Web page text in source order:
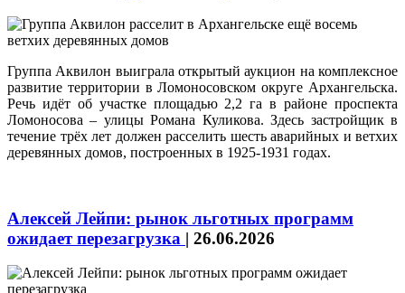
Группа Аквилон выиграла открытый аукцион на комплексное
развитие территории в Ломоносовском округе Архангельска.
Речь идёт об участке площадью 2,2 га в районе проспекта
Ломоносова – улицы Романа Куликова. Здесь застройщик в
течение трёх лет должен расселить шесть аварийных и ветхих
деревянных домов, построенных в 1925-1931 годах.
Алексей Лейпи: рынок льготных программ
ожидает перезагрузка | 26.06.2026